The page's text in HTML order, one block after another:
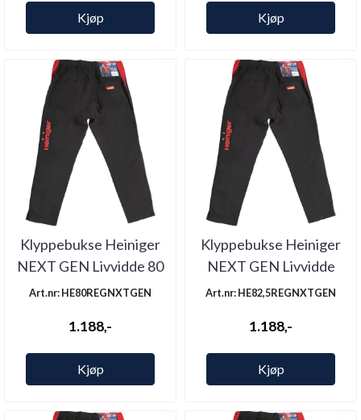
Kjøp Kjøp
Klyppebukse Heiniger
NEXT GEN Livvidde 80
Legg ...
Art.nr: HE80REGNXTGEN
1.188,-
Kjøp
Klyppebukse Heiniger
NEXT GEN Livvidde
82,5 Legg ...
Art.nr: HE82,5REGNXTGEN
1.188,-
Kjøp